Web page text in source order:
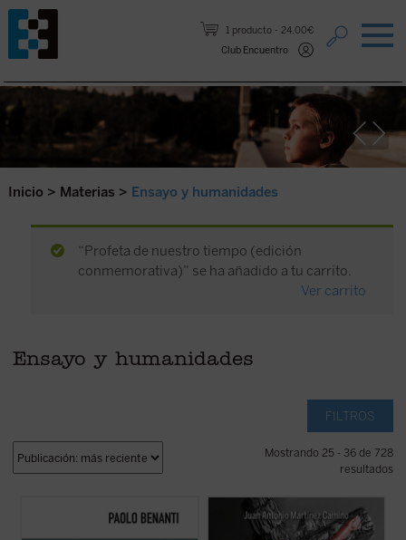
1 producto
24,00€
Club Encuentro
Saltar al contenido.
Inicio > Materias > Ensayo y humanidades
“Profeta de nuestro tiempo (edición
conmemorativa)” se ha añadido a tu carrito.
Ver carrito
Ensayo y humanidades
FILTROS
Mostrando 25 - 36 de 728
resultados
, el teólogo y experto
en ética digital Paolo Benanti nos invita a
La revolución de 1934 causó los primeros
39 mártires del siglo XX en España. Este
libro ofrece el primer panorama completo